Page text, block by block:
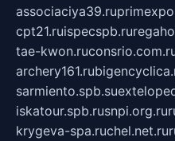
associaciya39.ru
cpt21.ruispecspb.ru
tae-kwon.ru
archery161.ru
sarmiento.spb.su
iskatour.spb.rusnpi.org.ru
krygeva-spa.ruchel.net.ru